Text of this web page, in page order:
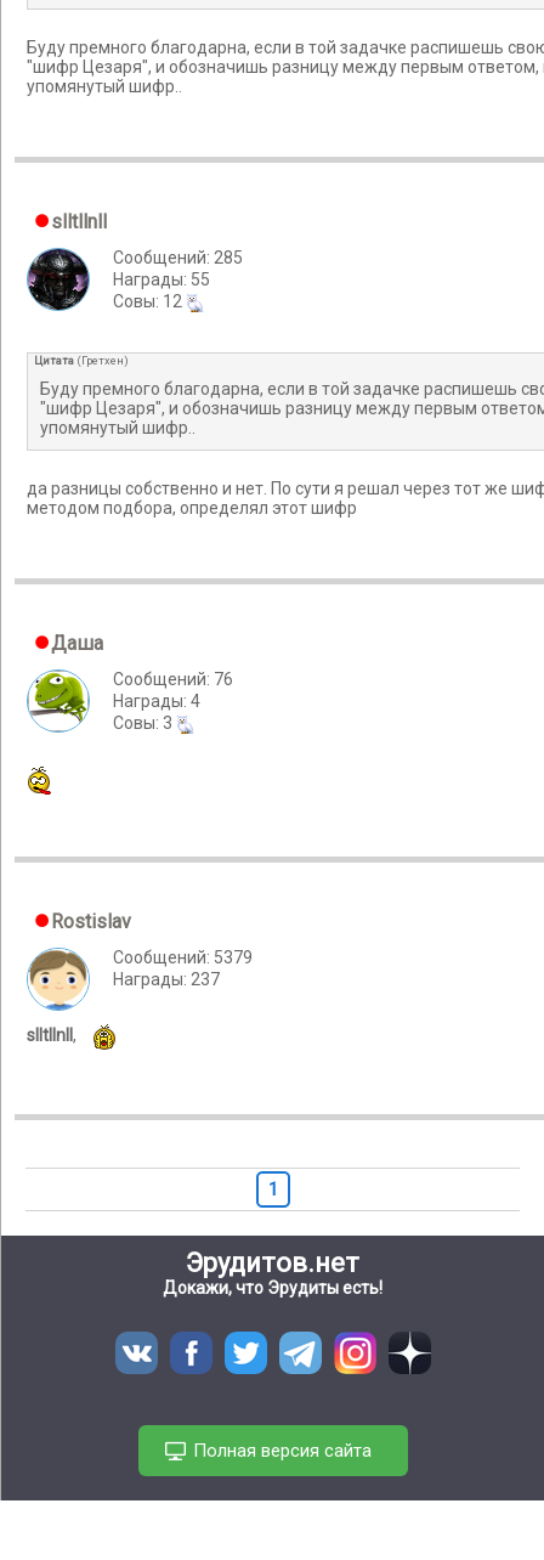
Буду премного благодарна, если в той задачке распишешь
"шифр Цезаря", и обозначишь разницу между первым ответом,
упомянутый шифр..
slltllnll
Сообщений: 285
Награды: 55
Cовы: 12
Цитата (Гретхен)
Буду премного благодарна, если в той задачке распишешь
"шифр Цезаря", и обозначишь разницу между первым
упомянутый шифр..
да разницы собственно и нет. По сути я решал через тот же
методом подбора, определял этот шифр
Даша
Сообщений: 76
Награды: 4
Cовы: 3
Rostislav
Сообщений: 5379
Награды: 237
slltllnll ,
1
Эрудитов.нет
Докажи, что Эрудиты есть!
Полная версия сайта